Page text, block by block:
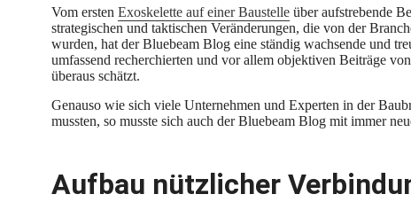
Vom ersten Exoskelette auf einer Baustelle über aufstrebende
strategischen und taktischen Veränderungen, die von der
wurden, hat der Bluebeam Blog eine ständig wachsende und
umfassend recherchierten und vor allem objektiven Beiträge
überaus schätzt.
Genauso wie sich viele Unternehmen und Experten in der
mussten, so musste sich auch der Bluebeam Blog mit immer
Aufbau nützlicher